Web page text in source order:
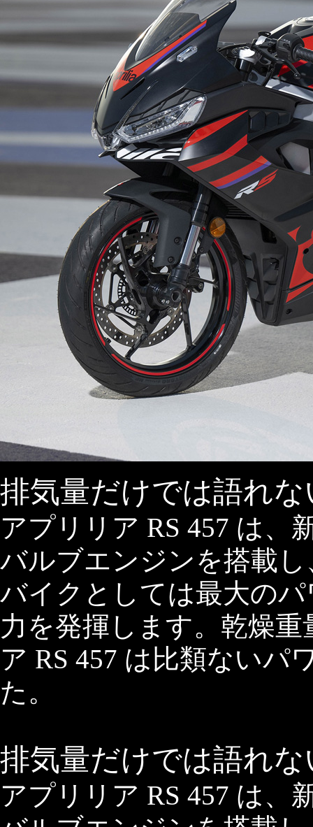
排気量だけでは語れな
アプリリア RS 457 は、
バルブエンジンを搭載
バイクとしては最大のパ
力を発揮します。乾燥
ア RS 457 は比類ないパ
た。
排気量だけでは語れな
アプリリア RS 457 は、